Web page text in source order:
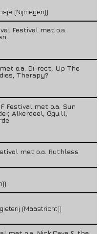
(Nijmegen))
Festival met o.a.
o.a. Di-rect, Up The
Therapy?
Festival met o.a. Sun
Alkerdeel, Ggu:ll,
met o.a. Ruthless
(Maastricht))